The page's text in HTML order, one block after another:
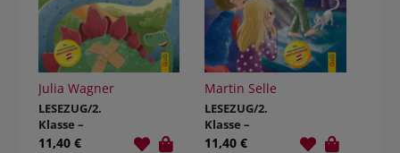
Julia Wagner
LESEZUG/2.
Klasse –
Lesestufe 1:
11,40 €
Martin Selle
LESEZUG/2.
Klasse –
Lesestufe 2:
11,40 €